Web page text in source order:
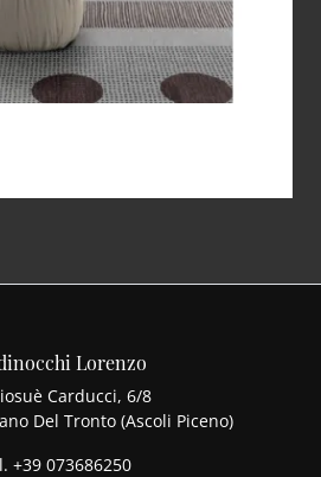
Lorenzo
Carducci, 6/8
Del Tronto (Ascoli Piceno)
+39 073686250